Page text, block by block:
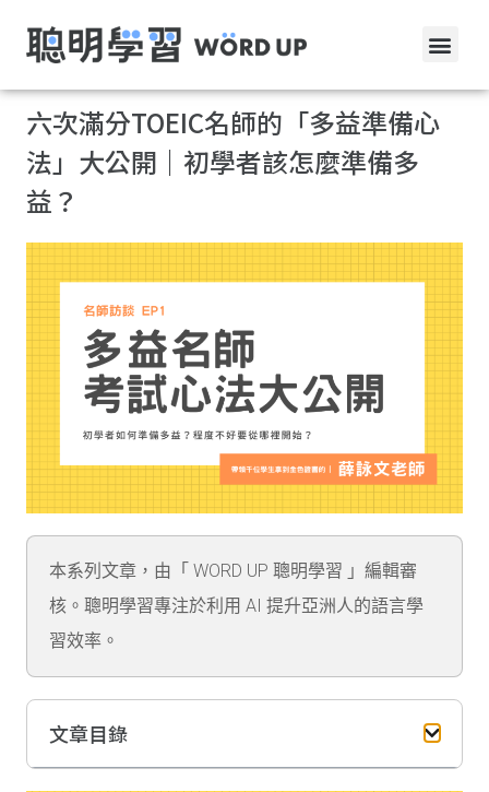
六次滿分TOEIC名師的「多益準備心
法」大公開｜初學者該怎麼準備多
益？
本系列文章，由「 WORD UP 聰明學習 」編輯審
核。聰明學習專注於利用 AI 提升亞洲人的語言學
習效率。
文章目錄